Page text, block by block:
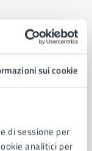
sui cookie
di sessione per
analitici per